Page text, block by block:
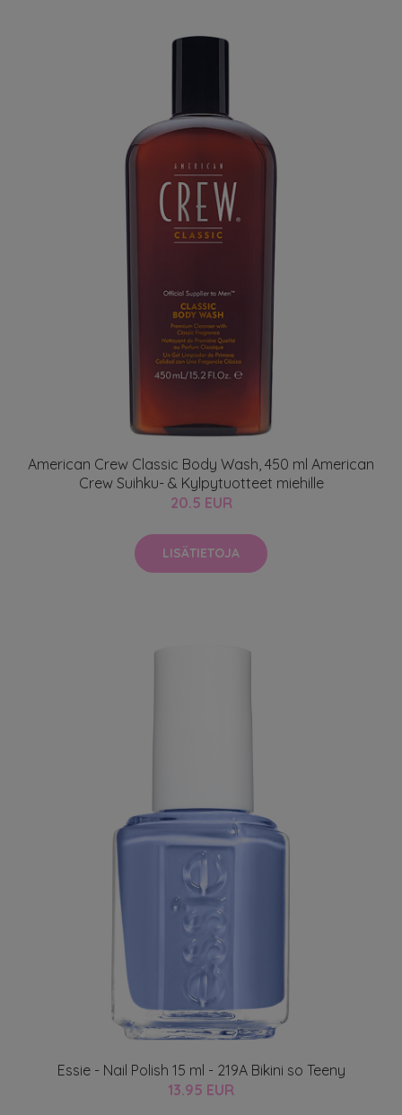
American Crew Classic Body Wash, 450 ml American
Crew Suihku- & Kylpytuotteet miehille
20.5 EUR
LISÄTIETOJA
Essie - Nail Polish 15 ml - 219A Bikini so Teeny
13.95 EUR